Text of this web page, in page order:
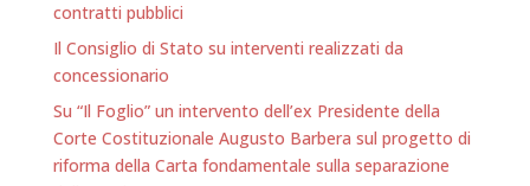
contratti pubblici
Il Consiglio di Stato su interventi realizzati da
concessionario
Su “Il Foglio” un intervento dell’ex Presidente della
Corte Costituzionale Augusto Barbera sul progetto di
riforma della Carta fondamentale sulla separazione